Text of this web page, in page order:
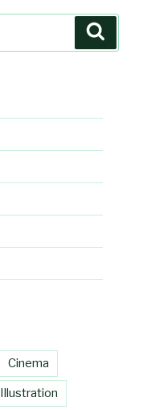
Cinema
Illustration